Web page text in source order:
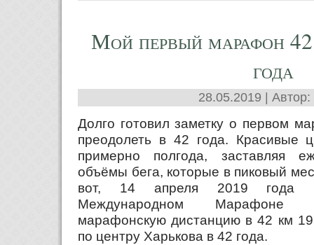
Мой первый марафон
года
28.05.2019 | Автор:
Долго готовил заметку о первом
преодолеть в 42 года. Красивые
примерно полгода, заставляя
объёмы бега, которые в пиковый
вот, 14 апреля 2019 года
Международном Марафоне
марафонскую дистанцию в 42 км
по центру Харькова в 42 года.